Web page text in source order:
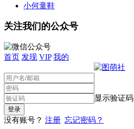
小何童鞋
关注我们的公众号
首页 发现 VIP 我的
显示验证码
没有账号？ 注册 忘记密码？